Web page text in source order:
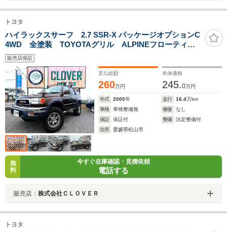
トヨタ
ハイラックスサーフ 2.7 SSR-X パッケージオプションC
4WD 全塗装 TOYOTAグリル ALPINEフローティン
グ ALPINEデジタルインナーミラー バックカメラ サ
イド出しマフラー ウッドステアリング 16インチAW
販売店保証
支払総額
260万円
本体価格
245.0万円
年式 2000年 走行 16.4万km
車検
車検整備無 修復
なし
保証
保証付 整備
法定整備付
住所
愛媛県松山市
無
料
今すぐ在庫確認・見積依頼
電話する
販売店： 株式会社ＣＬＯＶＥＲ
トヨタ